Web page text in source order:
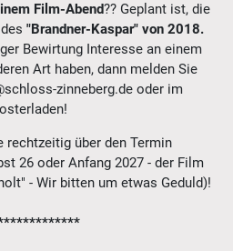
Film-Abend?? Geplant ist, die
"Brandner-Kaspar" von 2018.
Bewirtung Interesse an einem
Art haben, dann melden Sie
zinneberg.de oder im
rechtzeitig über den Termin
26 oder Anfang 2027 - der Film
- Wir bitten um etwas Geduld)!